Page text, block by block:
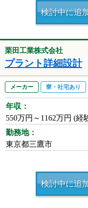
検討中に追
栗田工業株式会社
プラント詳細設計
メーカー 寮・社宅あり
年収：
550万円～1162万円 (
勤務地：
東京都三鷹市
検討中に追